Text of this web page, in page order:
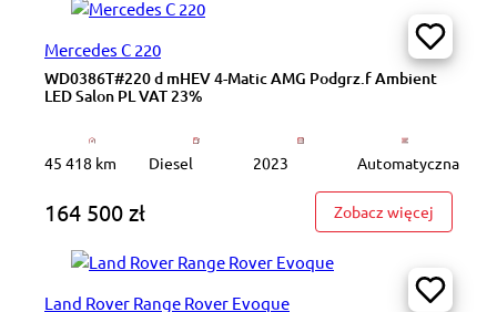
Mercedes C 220
WD0386T#220 d mHEV 4-Matic AMG Podgrz.f Ambient
LED Salon PL VAT 23%
45 418 km Diesel 2023 Automatyczna
164 500 zł Zobacz więcej
Land Rover Range Rover Evoque